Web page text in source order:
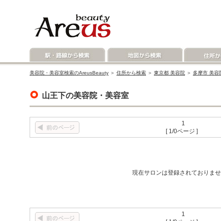
美容院・美容室検索のAreusBeauty ＞ 住所から検索 ＞ 東京都 美容院 ＞ 多摩市 美容
山王下の美容院・美容室
1
[ 1/0ページ ]
現在サロンは登録されておりま
1